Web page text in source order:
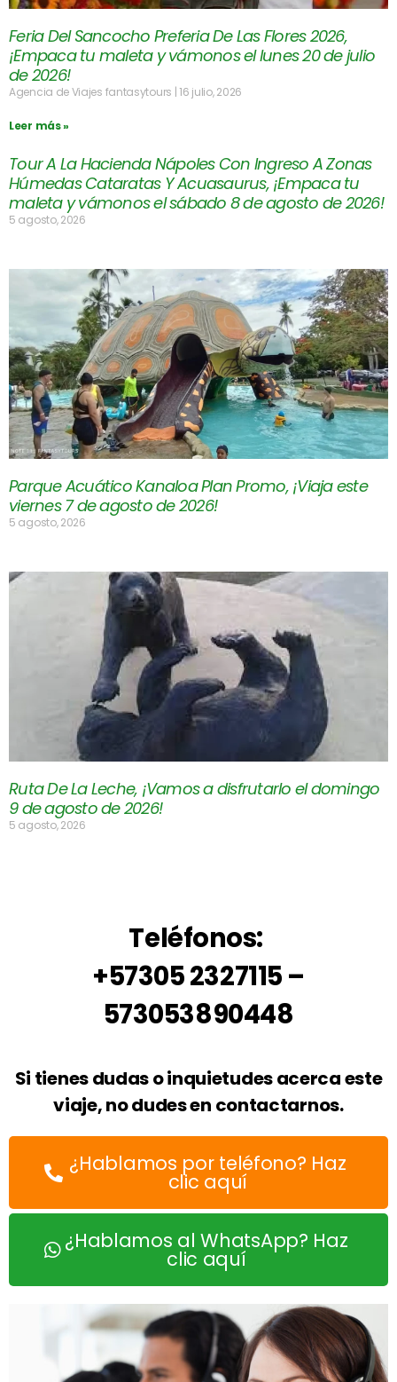
Feria Del Sancocho Preferia De Las Flores 2026,
¡Empaca tu maleta y vámonos el lunes 20 de julio
de 2026!
Agencia de Viajes fantasytours 16 julio, 2026
Leer más »
Tour A La Hacienda Nápoles Con Ingreso A Zonas
Húmedas Cataratas Y Acuasaurus, ¡Empaca tu
maleta y vámonos el sábado 8 de agosto de 2026!
5 agosto, 2026
Parque Acuático Kanaloa Plan Promo, ¡Viaja este
viernes 7 de agosto de 2026!
5 agosto, 2026
Ruta De La Leche, ¡Vamos a disfrutarlo el domingo
9 de agosto de 2026!
5 agosto, 2026
Teléfonos:
+57305 2327115 –
573053890448
Si tienes dudas o inquietudes acerca este
viaje, no dudes en contactarnos.
¿Hablamos por teléfono? Haz
clic aquí
¿Hablamos al WhatsApp? Haz
clic aquí